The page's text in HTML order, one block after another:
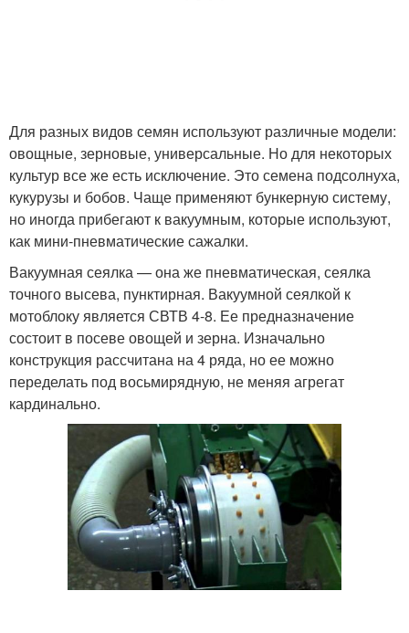
Для разных видов семян используют различные модели:
овощные, зерновые, универсальные. Но для некоторых
культур все же есть исключение. Это семена подсолнуха,
кукурузы и бобов. Чаще применяют бункерную систему,
но иногда прибегают к вакуумным, которые используют,
как мини-пневматические сажалки.
Вакуумная сеялка — она же пневматическая, сеялка
точного высева, пунктирная. Вакуумной сеялкой к
мотоблоку является СВТВ 4-8. Ее предназначение
состоит в посеве овощей и зерна. Изначально
конструкция рассчитана на 4 ряда, но ее можно
переделать под восьмирядную, не меняя агрегат
кардинально.